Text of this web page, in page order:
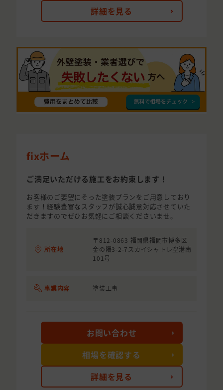
詳細を見る
fixホーム
ご満足いただける施工をお約束します！
お客様のご要望にそった塗装プランをご用意しており
ます！経験豊富なスタッフが誠心誠意対応させていた
だきますのでぜひお気軽にご相談くださいませ。
所在地
〒812-0863 福岡県福岡市博多区
金の隈3-2-7スカイシャトレ空港南
101号
事業内容 塗装工事
詳細を見る
お問い合わせ
相場を確認する